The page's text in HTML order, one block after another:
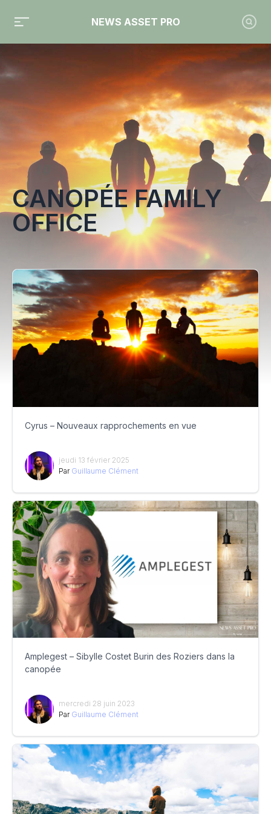
NEWS ASSET PRO
Toute l'actualité sur le tag "Canopée Family Office"
CANOPÉE FAMILY
OFFICE
Cyrus – Nouveaux rapprochements en vue
jeudi 13 février 2025
Par Guillaume Clément
Amplegest – Sibylle Costet Burin des Roziers dans la
canopée
mercredi 28 juin 2023
Par Guillaume Clément